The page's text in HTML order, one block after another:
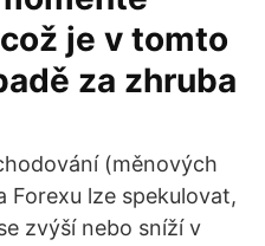
je v tomto
za zhruba
(měnových
Forexu lze spekulovat,
zvýší nebo sníží v